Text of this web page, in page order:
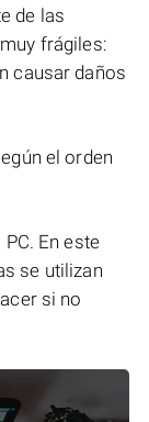
de las
frágiles:
causar daños
el orden
En este
se utilizan
si no